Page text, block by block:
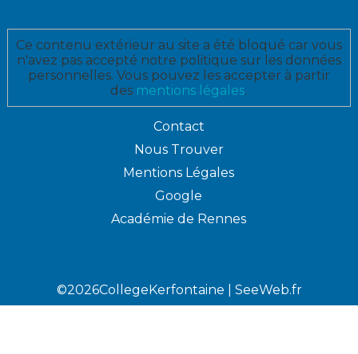
Ce contenu extérieur au site a été bloqué car vous
n'avez pas accepté notre politique sur les données
personnelles. Vous pouvez les accepter à partir
des mentions légales.
Contact
Nous Trouver
Mentions Légales
Google
Académie de Rennes
©2026CollegeKerfontaine | SeeWeb.fr